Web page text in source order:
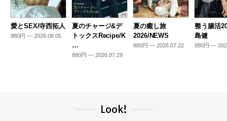
愛とSEX/寺西拓人
980円 — 2026.08.05
夏のチャージ&デ
トックスRecipe/K
…
880円 — 2026.07.29
夏の癒し旅
2026/NEWS
880円 — 2026.07.22
整う腸活
島健
880円 —
Look!